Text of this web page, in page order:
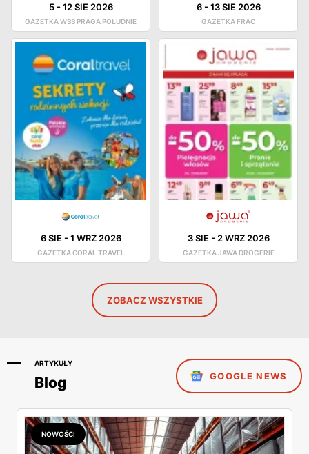
5-12 SIE 2026
GAZETKA WSS PRAGA POŁUDNIE
6-13 SIE 2026
GAZETKA FRAC
6 SIE -1 WRZ 2026
GAZETKA CORAL TRAVEL
3 SIE - 2 WRZ 2026
GAZETKA JAWA DROGERIE
ZOBACZ WSZYSTKIE
ARTYKUŁY
Blog GOOGLE NEWS
NOWOŚCI